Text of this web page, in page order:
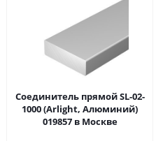
Соединитель прямой SL-02-
1000 (Arlight, Алюминий)
019857 в Москве